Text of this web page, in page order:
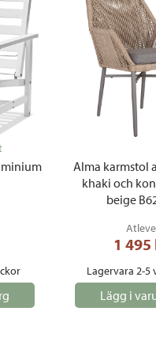
Alma karmstol
khaki och
beige
Atleve
1 495
Lagervara 2-5
Lägg i